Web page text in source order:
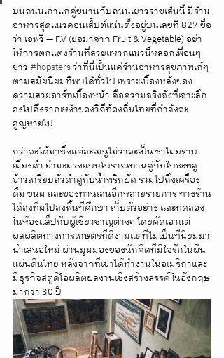
บนถนนเก่าแก่คู่ขนานกับถนนเยาวราชเส้นนี้ มีร้าน
อาหารสุดแนวคอนเส็ปต์แน่นตั้งอยู่บนเลขที่ 827 ชื่อ
ว่า เอฟวี — F.V (ย่อมาจาก Fruit & Vegetable) อย่า
ให้การตกแต่งร้านที่สวยแหวกแนวนี้หลอกเพื่อนๆ
ชาว #hopsters ว่าที่นี่เป็นแค่ร้านอาหารสุขภาพเก๋ๆ
ตามสมัยนิยมที่พบได้ทั่วไป เพราะเบื้องหลังของ
ความสวยอาร์ทเบื้องหน้า คือความจริงจังที่เจาะลึก
ลงไปถึงรากเหง้าของวิถีท้องถิ่นไทยที่กำลังจะ
สูญหายไป
กว่าจะได้มาซึ่งแต่ละเมนูไม่ว่าจะเป็น ชาไมยราบ
เมี่ยงคำ ยำมะม่วงแบบโบราณทานคู่กับใบชะพลู
ข้าวเกรียบถั่วดำคู่กับน้ำพริกผัด รวมไปถึงเครื่อง
ดื่ม ขนม และของทานเล่นอีกหลายรายการ ทางร้าน
ได้ส่งทีมไปลงพื้นที่ศึกษา เก็บตัวอย่าง และทดลอง
ในห้องแล็ปกับผู้เชี่ยวชาญต่างๆ โดยคัดเอาแต่
ผลผลิตทางการเกษตรที่ดีงามแต่ที่ไม่เป็นที่นิยมมา
นำเสนอใหม่ ผ่านมุมมองของนักคิดที่มีใจรักในผืน
แผ่นดินไทย หลังจากที่เขาได้ทำงานในอเมริกาและ
มีธุรกิจสตูดิโอผลิตผลงานเชิงสร้างสรรค์ในอังกฤษ
มากว่า 30 ปี